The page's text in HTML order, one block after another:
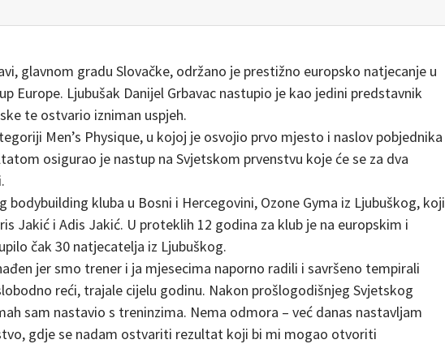
glavnom gradu Slovačke, održano je prestižno europsko natjecanje u
Europe. Ljubušak Danijel Grbavac nastupio je kao jedini predstavnik
te ostvario izniman uspjeh.
Men’s Physique, u kojoj je osvojio prvo mjesto i naslov pobjednika
osigurao je nastup na Svjetskom prvenstvu koje će se za dva
bodybuilding kluba u Bosni i Hercegovini, Ozone Gyma iz Ljubuškog, koji
Jakić i Adis Jakić. U proteklih 12 godina za klub je na europskim i
čak 30 natjecatelja iz Ljubuškog.
jer smo trener i ja mjesecima naporno radili i savršeno tempirali
reći, trajale cijelu godinu. Nakon prošlogodišnjeg Svjetskog
sam nastavio s treninzima. Nema odmora – već danas nastavljam
gdje se nadam ostvariti rezultat koji bi mi mogao otvoriti